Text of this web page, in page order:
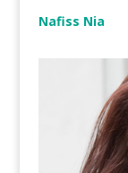
Nafiss Nia